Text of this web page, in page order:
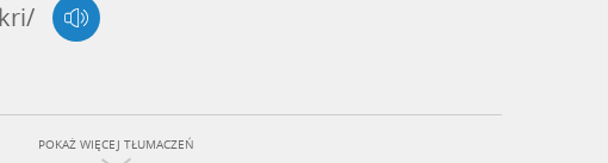
POKAŻ WIĘCEJ TŁUMACZEŃ